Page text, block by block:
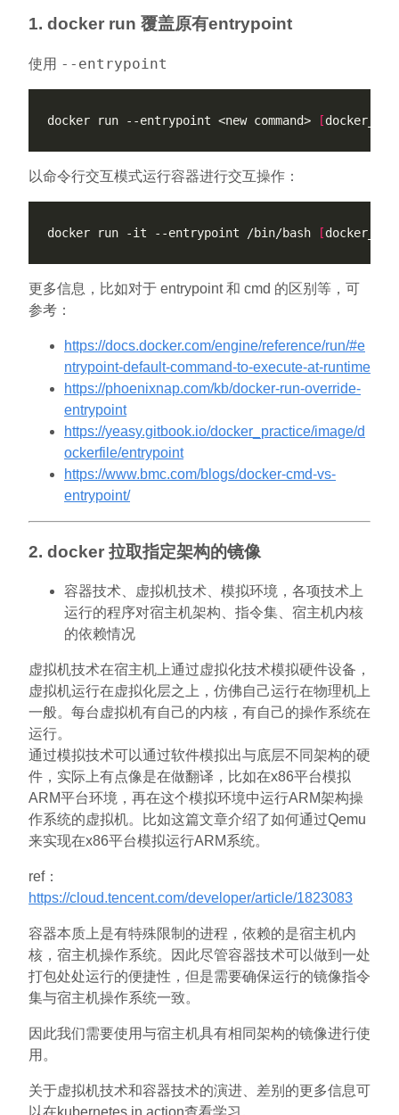
1. docker run 覆盖原有entrypoint
使用 --entrypoint
docker run --entrypoint <new command> [
以命令行交互模式运行容器进行交互操作：
docker run -it --entrypoint /bin/bash [
更多信息，比如对于 entrypoint 和 cmd 的区别等，可
参考：
https://docs.docker.com/engine/reference/run/#e
ntrypoint-default-command-to-execute-at-runtime
https://phoenixnap.com/kb/docker-run-override-
entrypoint
https://yeasy.gitbook.io/docker_practice/image/d
ockerfile/entrypoint
https://www.bmc.com/blogs/docker-cmd-vs-
entrypoint/
2. docker 拉取指定架构的镜像
容器技术、虚拟机技术、模拟环境，各项技术上
运行的程序对宿主机架构、指令集、宿主机内核
的依赖情况
虚拟机技术在宿主机上通过虚拟化技术模拟硬件设备，
虚拟机运行在虚拟化层之上，仿佛自己运行在物理机上
一般。每台虚拟机有自己的内核，有自己的操作系统在
运行。
通过模拟技术可以通过软件模拟出与底层不同架构的硬
件，实际上有点像是在做翻译，比如在x86平台模拟
ARM平台环境，再在这个模拟环境中运行ARM架构操
作系统的虚拟机。比如这篇文章介绍了如何通过Qemu
来实现在x86平台模拟运行ARM系统。
ref：
https://cloud.tencent.com/developer/article/1823083
容器本质上是有特殊限制的进程，依赖的是宿主机内
核，宿主机操作系统。因此尽管容器技术可以做到一处
打包处处运行的便捷性，但是需要确保运行的镜像指令
集与宿主机操作系统一致。
因此我们需要使用与宿主机具有相同架构的镜像进行使
用。
关于虚拟机技术和容器技术的演进、差别的更多信息可